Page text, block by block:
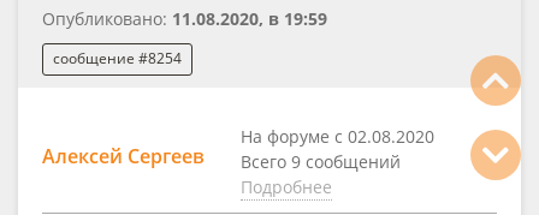
Опубликовано: 11.08.2020, в 19:59
сообщение #8254
Алексей Сергеев
На форуме с 02.08.2020
Всего 9 сообщений
Подробнее